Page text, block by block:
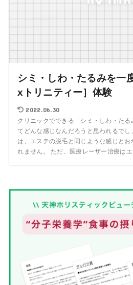
シミ・しわ・たるみを一
xトリニティー］体験
2022.06.30
クリニックでできる「シミ・しわ・たる
てどんな感じなんだろうと思われるでし
は、エステの脱毛と同じような感じとお
れません。 ただ、医療レーザー治療はエ